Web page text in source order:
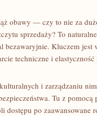
obawy — czy to nie za
sprzedaży? To
bezawaryjnie. Kluczem jest
techniczne i
i zarządzaniu
Tu z pomocą
po zaawansowane